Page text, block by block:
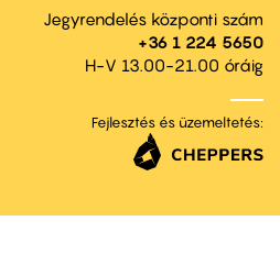
Jegyrendelés központi szám
+36 1 224 5650
H-V 13.00-21.00 óráig
Fejlesztés és üzemeltetés: